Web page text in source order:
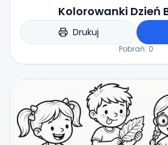
Kolorowanki Dzień
Drukuj
Pobrań: 0